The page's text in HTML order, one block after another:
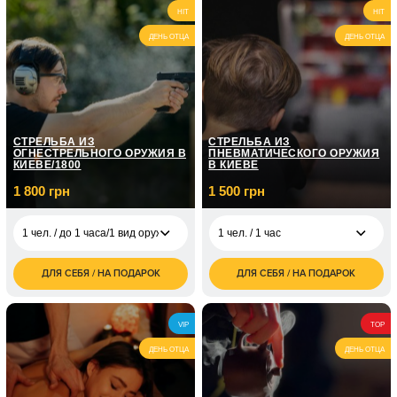
1 чел. / На
собственном авто/2
часа
3 500
грн
1 чел. / Курс
экстремального
вождения/6 занятий
по 2 часа
21 000
грн
2 400
грн
HIT
ДЕНЬ ОТЦА
СТРЕЛЬБА ИЗ
ОГНЕСТРЕЛЬНОГО ОРУЖИЯ В
КИЕВЕ/1800
1 800 грн
1 чел. / до 1 часа/1 вид оружия
1 чел. / до 1 часа/1
вид оружия
грн
2 чел. / до 1 часа/1
вид оружия
3 600
грн
1 чел. / до 1 часа/
боевой калибр
ДЛЯ СЕБЯ / НА ПОДАРОК
HIT
ДЕНЬ ОТЦА
СТРЕЛЬБА ИЗ
ПНЕВМАТИЧЕСКОГО ОРУЖИЯ
В КИЕВЕ
1 500 грн
1 чел. / 1 час
1 500
грн
2 чел. / 1 час
1 800
грн
ДЛЯ СЕБЯ / НА ПОДАРОК
VIP
ДЕНЬ ОТЦА
TOP
ДЕНЬ ОТЦА